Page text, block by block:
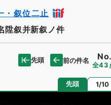
・叙位二止
陞叙并新叙ノ件
先頭 前の件名
全43
先頭 ページ